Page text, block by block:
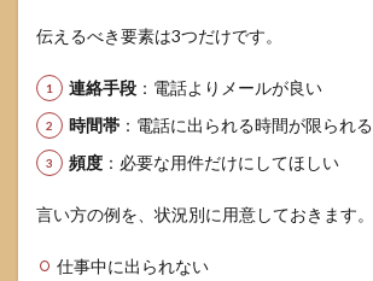
伝えるべき要素は3つだけです。
連絡手段 ：電話よりメールが良い
時間帯 ：電話に出られる時間が限られる
頻度 ：必要な用件だけにしてほしい
言い方の例を、状況別に用意しておきます。
仕事中に出られない